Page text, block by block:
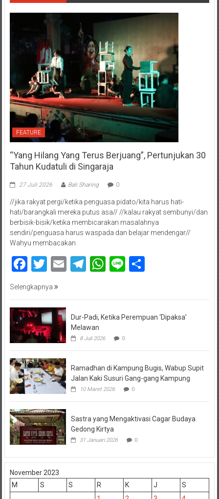
FEATURE
“Yang Hilang Yang Terus Berjuang”, Pertunjukan 30
Tahun Kudatuli di Singaraja
27 Juli 2026 Bali Sharing 0
//jika rakyat pergi/ketika penguasa pidato/kita harus hati-
hati/barangkali mereka putus asa// //kalau rakyat sembunyi/dan
berbisik-bisik/ketika membicarakan masalahnya
sendiri/penguasa harus waspada dan belajar mendengar//
Wahyu membacakan
Facebook
Twitter
EmailTelegram
WhatsApp
LineShare
Selengkapnya
Dur-Padi, Ketika Perempuan ‘Dipaksa’
Melawan
8 Juli 2026 0
Ramadhan di Kampung Bugis, Wabup Supit
Jalan Kaki Susuri Gang-gang Kampung
10 Maret 2026 0
Sastra yang Mengaktivasi Cagar Budaya
Gedong Kirtya
31 Januari 2026 0
November 2023
M
S S R K J
S